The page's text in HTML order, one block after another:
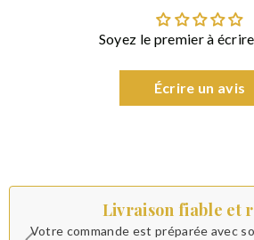
Soyez le premier à
Écrire un avis
Livraison fiable et
Votre commande est préparée avec